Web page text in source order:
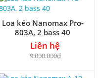
Loa kéo Nanomax Pro-
803A, 2 bass 40
Liên hệ
9.000.000₫